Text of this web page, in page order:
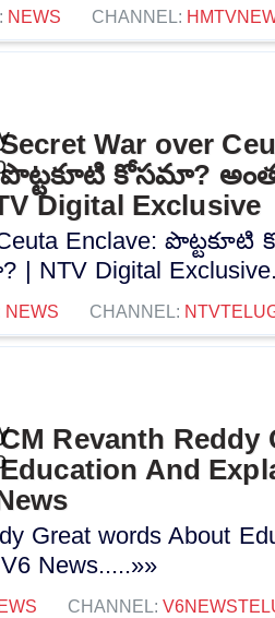
NEWS CHANNEL:
Secret War over
పొట్టకూటి కోసమా?
Digital Exclusive
Ceuta Enclave:
Digital
NEWS CHANNEL:
CM Revanth
Education And
Great words About
News.....»»
CHANNEL: